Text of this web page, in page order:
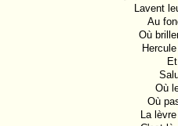
Lavent
Au
Où
Où
Où
La